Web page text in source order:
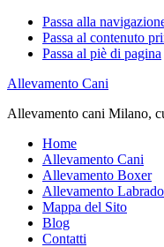
Passa alla
Passa al contenuto
Passa al piè di pagina
Allevamento Cani
Allevamento cani Milano,
Home
Allevamento Cani
Allevamento Boxer
Allevamento
Mappa del Sito
Blog
Contatti